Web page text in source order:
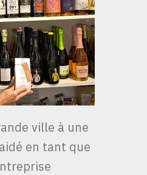
ville à une
en tant que